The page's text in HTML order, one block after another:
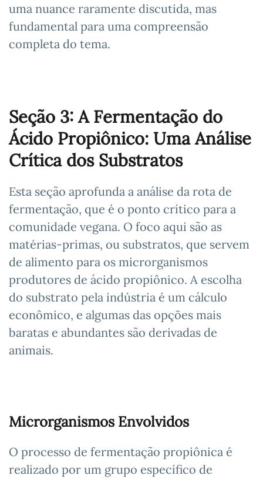
uma nuance raramente discutida, mas
fundamental para uma compreensão
completa do tema.
Seção 3: A Fermentação do
Ácido Propiônico: Uma Análise
Crítica dos Substratos
Esta seção aprofunda a análise da rota de
fermentação, que é o ponto crítico para a
comunidade vegana. O foco aqui são as
matérias-primas, ou substratos, que servem
de alimento para os microrganismos
produtores de ácido propiônico. A escolha
do substrato pela indústria é um cálculo
econômico, e algumas das opções mais
baratas e abundantes são derivadas de
animais.
Microrganismos Envolvidos
O processo de fermentação propiônica é
realizado por um grupo específico de